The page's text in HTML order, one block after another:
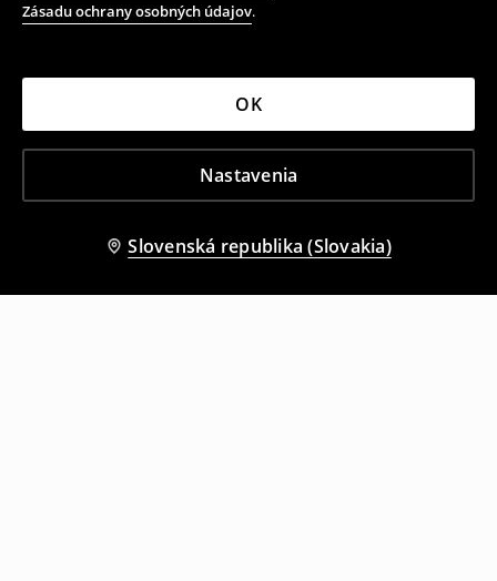
Zásadu ochrany osobných údajov.
Nastavenia
OK
Slovenská republika (Slovakia)